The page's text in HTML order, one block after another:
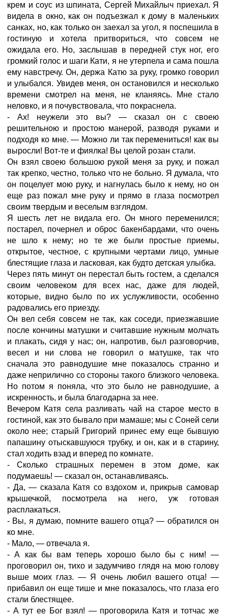
крем и соус из шпината, Сергей Михайлыч приехал. Я
видела в окно, как он подъезжал к дому в маленьких
санках, но, как только он заехал за угол, я поспешила в
гостиную и хотела притвориться, что совсем не
ожидала его. Но, заслышав в передней стук ног, его
громкий голос и шаги Кати, я не утерпела и сама пошла
ему навстречу. Он, держа Катю за руку, громко говорил
и улыбался. Увидев меня, он остановился и несколько
времени смотрел на меня, не кланяясь. Мне стало
неловко, и я почувствовала, что покраснела.
- Ах! неужели это вы? — сказал он с своею
решительною и простою манерой, разводя руками и
подходя ко мне. — Можно ли так перемениться! как вы
выросли! Вот-те и фиялка! Вы целой розан стали.
Он взял своею большою рукой меня за руку, и пожал
так крепко, честно, только что не больно. Я думала, что
он поцелует мою руку, и нагнулась было к нему, но он
еще раз пожал мне руку и прямо в глаза посмотрел
своим твердым и веселым взглядом.
Я шесть лет не видала его. Он много переменился;
постарел, почернел и оброс бакенбардами, что очень
не шло к нему; но те же были простые приемы,
открытое, честное, с крупными чертами лицо, умные
блестящие глаза и ласковая, как будто детская улыбка.
Через пять минут он перестал быть гостем, а сделался
своим человеком для всех нас, даже для людей,
которые, видно было по их услужливости, особенно
радовались его приезду.
Он вел себя совсем не так, как соседи, приезжавшие
после кончины матушки и считавшие нужным молчать
и плакать, сидя у нас; он, напротив, был разговорчив,
весел и ни слова не говорил о матушке, так что
сначала это равнодушие мне показалось странно и
даже неприлично со стороны такого близкого человека.
Но потом я поняла, что это было не равнодушие, а
искренность, и была благодарна за нее.
Вечером Катя села разливать чай на старое место в
гостиной, как это бывало при мамаше; мы с Соней сели
около нее; старый Григорий принес ему еще бывшую
папашину отыскавшуюся трубку, и он, как и в старину,
стал ходить взад и вперед по комнате.
- Сколько страшных перемен в этом доме, как
подумаешь! — сказал он, останавливаясь.
- Да, — сказала Катя со вздохом и, прикрыв самовар
крышечкой, посмотрела на него, уж готовая
расплакаться.
- Вы, я думаю, помните вашего отца? — обратился он
ко мне.
- Мало, — отвечала я.
- А как бы вам теперь хорошо было бы с ним! —
проговорил он, тихо и задумчиво глядя на мою голову
выше моих глаз. — Я очень любил вашего отца! —
прибавил он еще тише и мне показалось, что глаза его
стали блестящее.
- А тут ее Бог взял! — проговорила Катя и тотчас же